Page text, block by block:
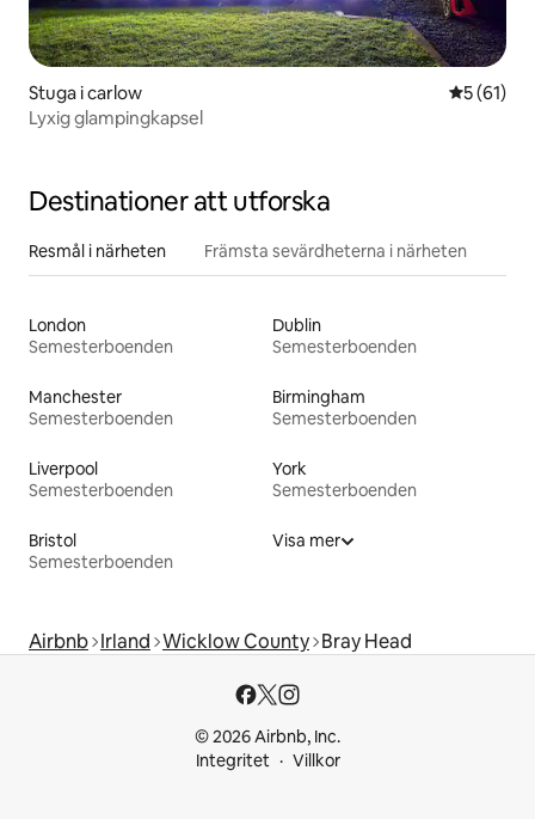
Stuga i carlow 5 av 5 i
5 (61)
Lyxig glampingkapsel
Destinationer att utforska
Resmål i närheten Främsta sevärdheterna i närheten
London
Semesterboenden
Dublin
Semesterboenden
Manchester
Semesterboenden
Birmingham
Semesterboenden
Liverpool
Semesterboenden
York
Semesterboenden
Bristol
Semesterboenden
Visa mer
Airbnb Irland Wicklow County Bray Head
© 2026 Airbnb, Inc.
Integritet
Villkor